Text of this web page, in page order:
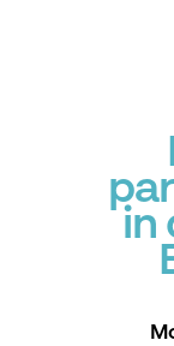
in